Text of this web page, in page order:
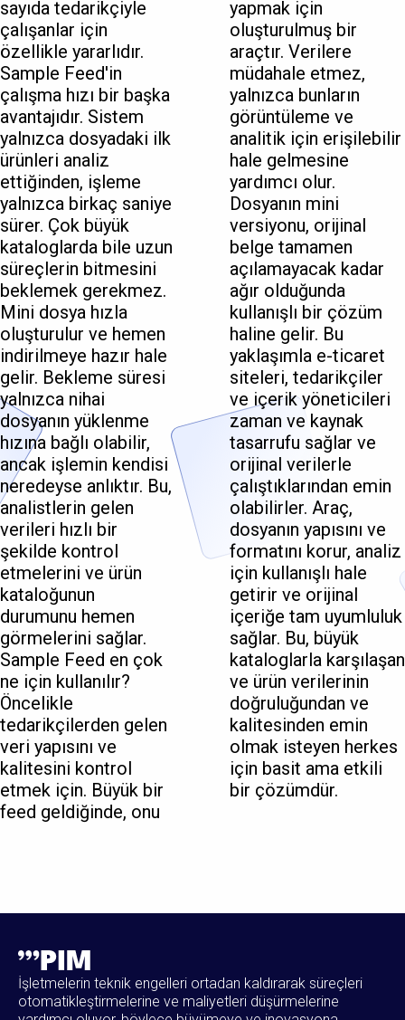
sayıda tedarikçiyle
çalışanlar için
özellikle yararlıdır.
Sample Feed'in
çalışma hızı bir başka
avantajıdır. Sistem
yalnızca dosyadaki ilk
ürünleri analiz
ettiğinden, işleme
yalnızca birkaç saniye
sürer. Çok büyük
kataloglarda bile uzun
süreçlerin bitmesini
beklemek gerekmez.
Mini dosya hızla
oluşturulur ve hemen
indirilmeye hazır hale
gelir. Bekleme süresi
yalnızca nihai
dosyanın yüklenme
hızına bağlı olabilir,
ancak işlemin kendisi
neredeyse anlıktır. Bu,
analistlerin gelen
verileri hızlı bir
şekilde kontrol
etmelerini ve ürün
kataloğunun
durumunu hemen
görmelerini sağlar.
Sample Feed en çok
ne için kullanılır?
Öncelikle
tedarikçilerden gelen
veri yapısını ve
kalitesini kontrol
etmek için. Büyük bir
feed geldiğinde, onu
yapmak için
oluşturulmuş bir
araçtır. Verilere
müdahale etmez,
yalnızca bunların
görüntüleme ve
analitik için erişilebilir
hale gelmesine
yardımcı olur.
Dosyanın mini
versiyonu, orijinal
belge tamamen
açılamayacak kadar
ağır olduğunda
kullanışlı bir çözüm
haline gelir. Bu
yaklaşımla e-ticaret
siteleri, tedarikçiler
ve içerik yöneticileri
zaman ve kaynak
tasarrufu sağlar ve
orijinal verilerle
çalıştıklarından emin
olabilirler. Araç,
dosyanın yapısını ve
formatını korur, analiz
için kullanışlı hale
getirir ve orijinal
içeriğe tam uyumluluk
sağlar. Bu, büyük
kataloglarla karşılaşan
ve ürün verilerinin
doğruluğundan ve
kalitesinden emin
olmak isteyen herkes
için basit ama etkili
bir çözümdür.
İşletmelerin teknik engelleri ortadan kaldırarak süreçleri
otomatikleştirmelerine ve maliyetleri düşürmelerine